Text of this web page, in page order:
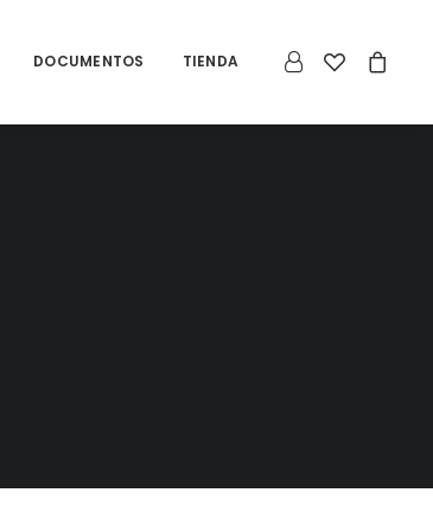
DOCUMENTOS TIENDA